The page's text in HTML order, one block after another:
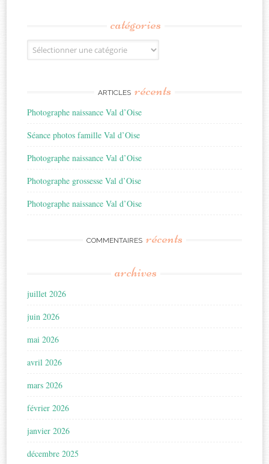
catégories
Catégories
ARTICLES récents
Photographe naissance Val d’Oise
Séance photos famille Val d’Oise
Photographe naissance Val d’Oise
Photographe grossesse Val d’Oise
Photographe naissance Val d’Oise
COMMENTAIRES récents
archives
juillet 2026
juin 2026
mai 2026
avril 2026
mars 2026
février 2026
janvier 2026
décembre 2025